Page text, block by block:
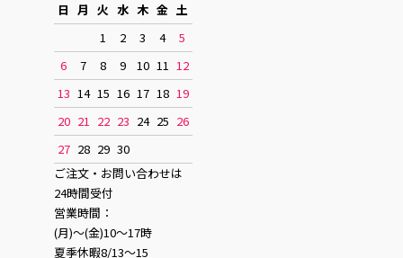
日 月 火 水 木 金 土
1
2 3 4
5
6
7 8 9 10 11 12
13 14 15 16 17 18 19
20 21 22 23 24 25 26
27 28 29 30
ご注文・お問い合わせは
24時間受付
営業時間：
(月)〜(金)10〜17時
夏季休暇8/13〜15